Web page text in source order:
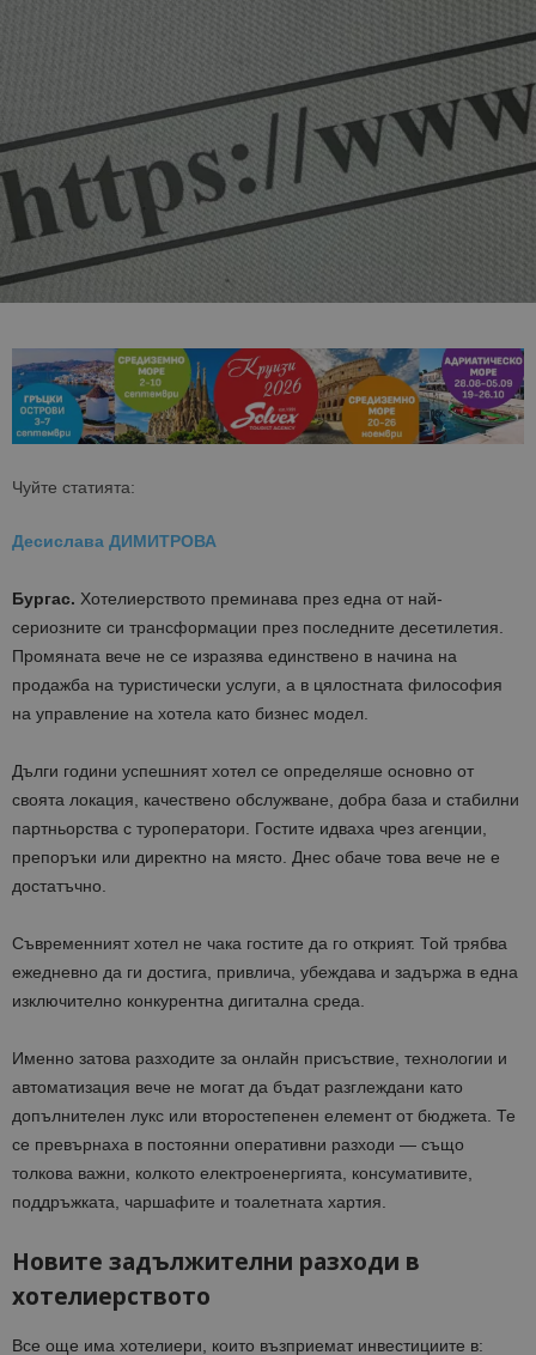
Чуйте статията:
Десислава ДИМИТРОВА
Бургас. Хотелиерството преминава през една от най-
сериозните си трансформации през последните десетилетия.
Промяната вече не се изразява единствено в начина на
продажба на туристически услуги, а в цялостната философия
на управление на хотела като бизнес модел.
Дълги години успешният хотел се определяше основно от
своята локация, качествено обслужване, добра база и стабилни
партньорства с туроператори. Гостите идваха чрез агенции,
препоръки или директно на място. Днес обаче това вече не е
достатъчно.
Съвременният хотел не чака гостите да го открият. Той трябва
ежедневно да ги достига, привлича, убеждава и задържа в една
изключително конкурентна дигитална среда.
Именно затова разходите за онлайн присъствие, технологии и
автоматизация вече не могат да бъдат разглеждани като
допълнителен лукс или второстепенен елемент от бюджета. Те
се превърнаха в постоянни оперативни разходи — също
толкова важни, колкото електроенергията, консумативите,
поддръжката, чаршафите и тоалетната хартия.
Новите задължителни разходи в
хотелиерството
Все още има хотелиери, които възприемат инвестициите в: